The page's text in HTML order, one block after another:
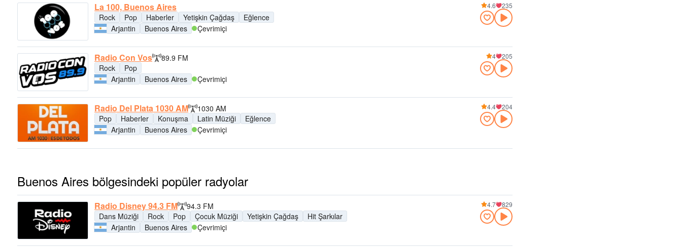
La 100, Buenos Aires
Rock Pop Haberler Yetişkin Çağdaş
Eğlence
Arjantin
Buenos Aires Çevrimiçi
4.6 235
Radio Con Vos
89.9 FM
Rock
Pop
Arjantin
Buenos Aires Çevrimiçi
4 205
Radio Del Plata 1030 AM
1030 AM
Pop
Haberler Konuşma Latin Müziği
Eğlence
Arjantin
Buenos Aires Çevrimiçi
4.4 204
Buenos Aires bölgesindeki popüler radyolar
Radio Disney 94.3 FM
94.3 FM
Dans Müziği
Rock Pop Çocuk Müziği Yetişkin Çağdaş
Hit Şarkılar
Arjantin
Buenos Aires Çevrimiçi
4.7 829